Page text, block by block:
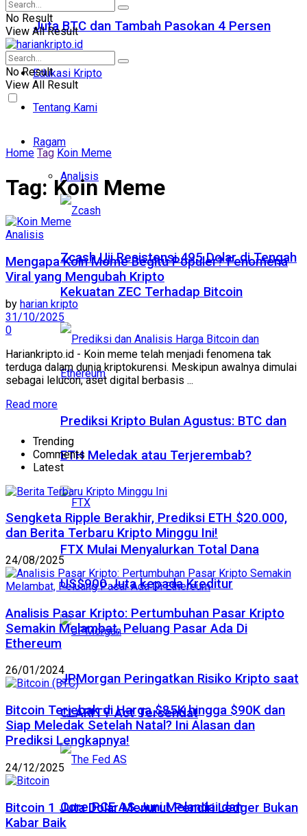
Juta BTC dan Tambah Pasokan 4 Persen
Edukasi Kripto
Tentang Kami
Ragam
Analisis
Zcash Uji Resistensi 495 Dolar di Tengah
Kekuatan ZEC Terhadap Bitcoin
Prediksi Kripto Bulan Agustus: BTC dan
ETH Meledak atau Terjerembab?
FTX Mulai Menyalurkan Total Dana
US$900 Juta kepada Kreditur
JPMorgan Peringatkan Risiko Kripto saat
CLARITY Act Tersendat
Core PCE AS Juni Melandai dan
No Result
View All Result
No Result
View All Result
Home Tag Koin Meme
Tag:Koin Meme
Analisis
Mengapa Koin Meme Begitu Populer? Fenomena
Viral yang Mengubah Kripto
by harian kripto
31/10/2025
0
Hariankripto.id - Koin meme telah menjadi fenomena tak
terduga dalam dunia kriptokurensi. Meskipun awalnya dimulai
sebagai lelucon, aset digital berbasis ...
Read more
Trending
Comments
Latest
Sengketa Ripple Berakhir, Prediksi ETH $20.000,
dan Berita Terbaru Kripto Minggu Ini!
24/08/2025
Analisis Pasar Kripto: Pertumbuhan Pasar Kripto
Semakin Melambat, Peluang Pasar Ada Di
Ethereum
26/01/2024
Bitcoin Terjebak di Harga $85K hingga $90K dan
Siap Meledak Setelah Natal? Ini Alasan dan
Prediksi Lengkapnya!
24/12/2025
Bitcoin 1 Juta Dolar Menurut Pendiri Ledger Bukan
Kabar Baik